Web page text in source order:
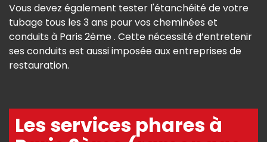
Vous devez également tester l'étanchéité de votre
tubage tous les 3 ans pour vos cheminées et
conduits à Paris 2ème . Cette nécessité d’entretenir
ses conduits est aussi imposée aux entreprises de
restauration.
Les services phares à